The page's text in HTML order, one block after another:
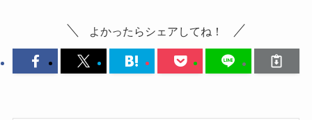
よかったらシェアしてね！